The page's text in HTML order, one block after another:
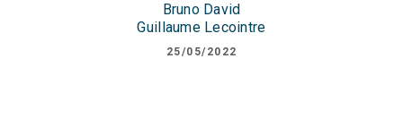
Bruno David
Guillaume Lecointre
25/05/2022